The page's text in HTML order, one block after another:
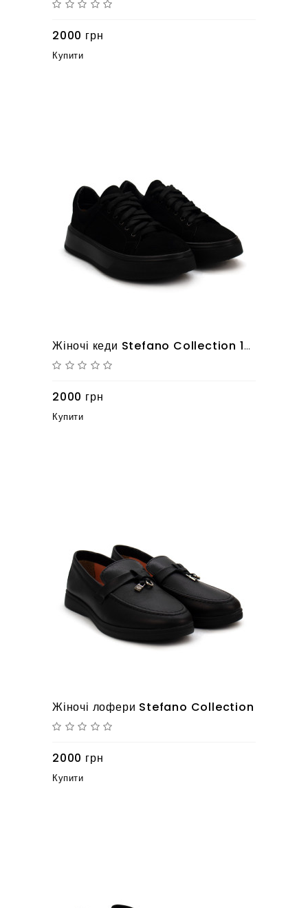
2000 грн
Купити
Жіночі кеди Stefano Collection 10625090 чорного кольору з натуральної шкіри
2000 грн
Купити
Жіночі лофери Stefano Collection
2000 грн
Купити